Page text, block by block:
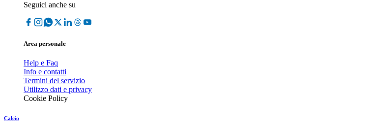
Seguici anche su
Area personale
Help e Faq
Info e contatti
Termini del servizio
Utilizzo dati e privacy
Cookie Policy
Calcio